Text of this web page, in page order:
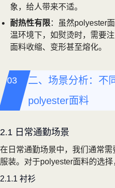
象，给人带来不适。
耐热性有限：虽然polyester
温环境下，如熨烫时，需要
面料收缩、变形甚至熔化。
二、场景分析：不
polyester面料
2.1 日常通勤场景
在日常通勤场景中，我们通常
服装。对于polyester面料的选择
2.1.1 衬衫